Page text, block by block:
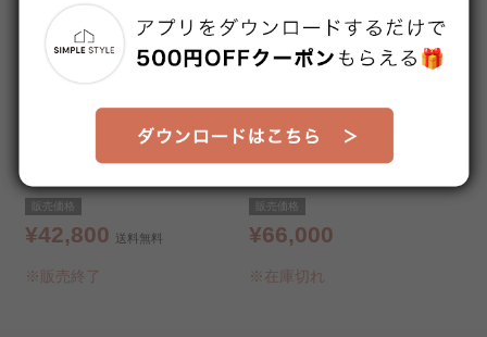
5.5合 NW-SA10-WA ホワイト
販売価格
¥42,800 送料無料
※販売終了
S-SA26
販売価格
¥66,000
※在庫切れ